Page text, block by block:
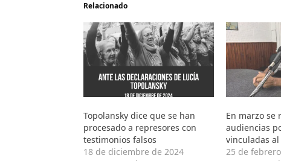
Relacionado
Topolansky dice que se han
procesado a represores con
testimonios falsos
18 de diciembre de 2024
En marzo se
audiencias
vinculadas
25 de